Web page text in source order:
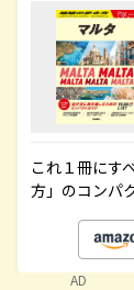
これ１冊にす
方」のコンパ
AD